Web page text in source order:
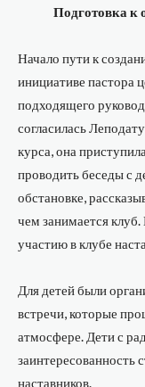
Подготовка к
Начало пути к
инициативе пастора
подходящего
согласилась
курса, она
проводить беседы с
обстановке,
чем занимается
участию в клубе
Для детей были
встречи, которые
атмосфере. Дети с
заинтересованность
наставников.